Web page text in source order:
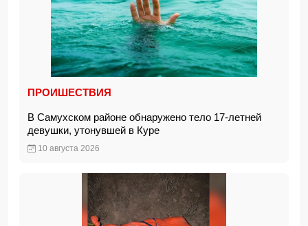
ПРОИШЕСТВИЯ
В Самухском районе обнаружено тело 17-летней
девушки, утонувшей в Куре
10 августа 2026